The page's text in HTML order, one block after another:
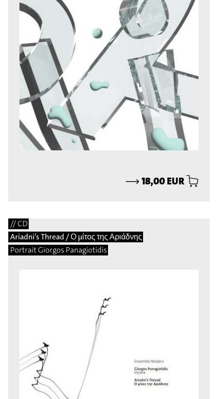
⟶18,00 EUR
// CD
Ariadni’s Thread / Ο μίτος της Αριάδνης
Portrait Giorgos Panagiotidis